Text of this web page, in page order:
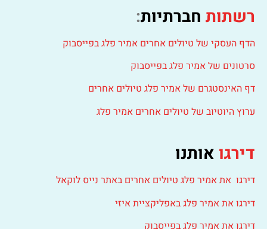
רשתות חברתיות:
הדף העסקי של טיולים אחרים אמיר פלג בפייסבוק
סרטונים של אמיר פלג בפייסבוק
דף האינסטגרם של אמיר פלג טיולים אחרים
ערוץ היוטיוב של טיולים אחרים אמיר פלג
דירגו אותנו
דירגו את אמיר פלג טיולים אחרים באתר נייס לוקאל
דירגו את אמיר פלג באפליקציית איזי
דירגו את אמיר פלג בפייסבוק